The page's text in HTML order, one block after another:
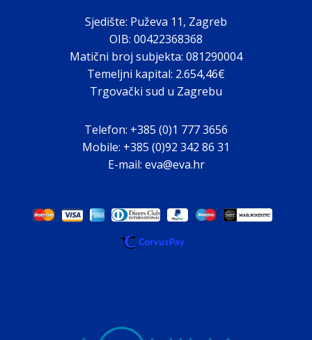
Sjedište: Puževa 11, Zagreb
OIB: 00422368368
Matični broj subjekta: 081290004
Temeljni kapital: 2.654,46€
Trgovački sud u Zagrebu
Telefon: +385 (0)1 777 3656
Mobile: +385 (0)92 342 86 31
E-mail: eva@eva.hr